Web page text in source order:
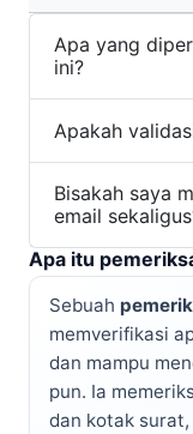
Apa yang
ini?
Apakah
Bisakah saya
email
Apa itu
Sebuah
memverifikasi
dan mampu
pun. Ia
dan kotak